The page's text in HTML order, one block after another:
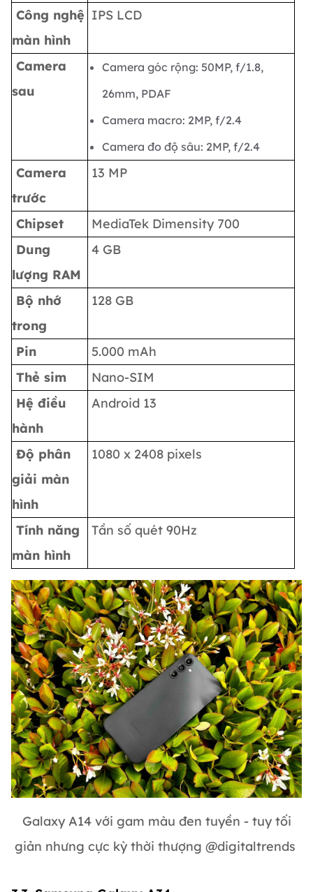
Công nghệ
màn hình
IPS LCD
Camera
sau
Camera góc rộng: 50MP, f/1.8,
26mm, PDAF
Camera macro: 2MP, f/2.4
Camera đo độ sâu: 2MP, f/2.4
Camera
trước
13 MP
Chipset
MediaTek Dimensity 700
Dung
lượng RAM
4 GB
Bộ nhớ
trong
128 GB
Pin
5.000 mAh
Thẻ sim
Nano-SIM
Hệ điều
hành
Android 13
Độ phân
giải màn
hình
1080 x 2408 pixels
Tính năng
màn hình
Tần số quét 90Hz
Galaxy A14 với gam màu đen tuyền - tuy tối
giản nhưng cực kỳ thời thượng @digitaltrends